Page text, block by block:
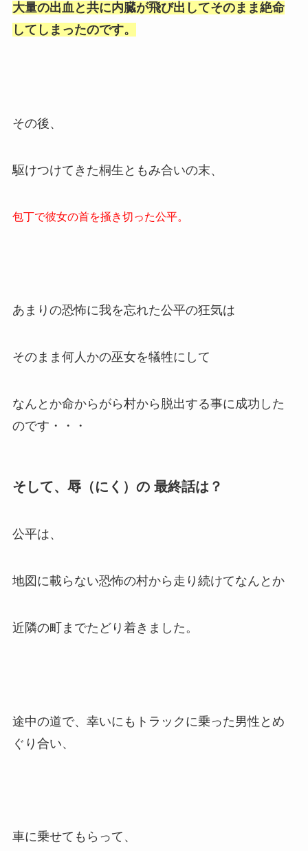
大量の出血と共に内臓が飛び出してそのまま絶命
してしまったのです。
その後、
駆けつけてきた桐生ともみ合いの末、
包丁で彼女の首を掻き切った公平。
あまりの恐怖に我を忘れた公平の狂気は
そのまま何人かの巫女を犠牲にして
なんとか命からがら村から脱出する事に成功した
のです・・・
そして、辱（にく）の 最終話は？
公平は、
地図に載らない恐怖の村から走り続けてなんとか
近隣の町までたどり着きました。
途中の道で、幸いにもトラックに乗った男性とめ
ぐり合い、
車に乗せてもらって、